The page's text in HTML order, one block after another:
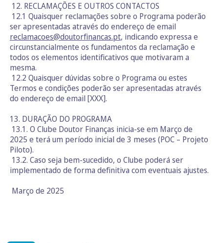
12. RECLAMAÇÕES E OUTROS CONTACTOS
12.1 Quaisquer reclamações sobre o Programa poderão
ser apresentadas através do endereço de email
reclamacoes@doutorfinancas.pt, indicando expressa e
circunstancialmente os fundamentos da reclamação e
todos os elementos identificativos que motivaram a
mesma.
12.2 Quaisquer dúvidas sobre o Programa ou estes
Termos e condições poderão ser apresentadas através
do endereço de email [XXX].
13. DURAÇÃO DO PROGRAMA
13.1. O Clube Doutor Finanças inicia-se em Março de
2025 e terá um período inicial de 3 meses (POC – Projeto
Piloto).
13.2. Caso seja bem-sucedido, o Clube poderá ser
implementado de forma definitiva com eventuais ajustes.
Março de 2025